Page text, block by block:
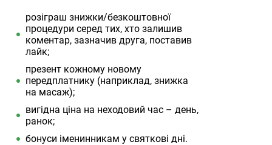
розіграш знижки/безкоштовної
процедури серед тих, хто залишив
коментар, зазначив друга, поставив
лайк;
презент кожному новому
передплатнику (наприклад, знижка
на масаж);
вигідна ціна на неходовий час – день,
ранок;
бонуси іменинникам у святкові дні.